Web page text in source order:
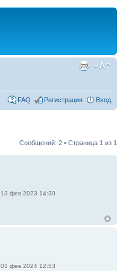
FAQ Регистрация Вход
Сообщений: 2 • Страница 1 из 1
13 фев 2023 14:30
03 фев 2024 12:53